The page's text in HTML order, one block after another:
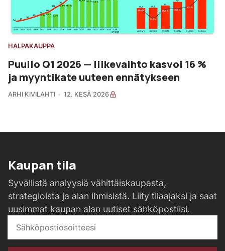
HALPAKAUPPA
Puuilo Q1 2026 — liikevaihto kasvoi 16 %
ja myyntikate uuteen ennätykseen
ARHI KIVILAHTI 12. KESÄ 2026
Kaupan tila
Syvällistä analyysiä vähittäiskaupasta,
strategioista ja alan ihmisistä. Liity tilaajaksi ja saat
uusimmat kaupan alan uutiset sähköpostiisi.